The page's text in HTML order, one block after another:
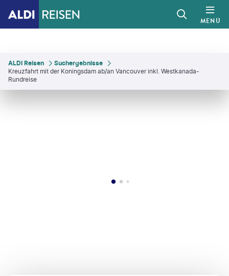
MENÜ
ALDI Reisen
Suchergebnisse
Kreuzfahrt mit der Koningsdam ab/an Vancouver inkl. Westkanada-
Rundreise